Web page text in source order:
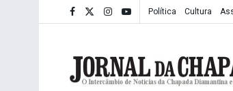
Política Cultura